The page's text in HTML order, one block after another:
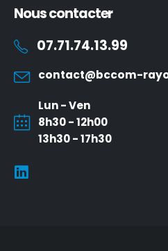
Nous contacter
07.71.74.13.99
contact@bccom-
Lun - Ven
8h30 - 12h00
13h30 - 17h30